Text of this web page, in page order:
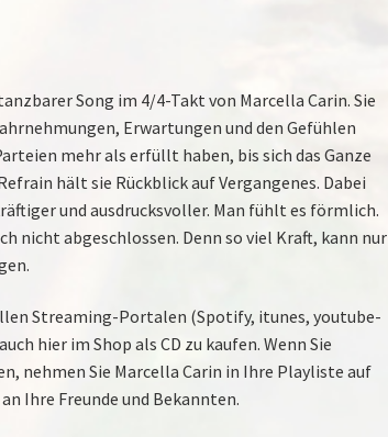
Song im 4/4-Takt von Marcella Carin. Sie
Erwartungen und den Gefühlen
mehr als erfüllt haben, bis sich das Ganze
hält sie Rückblick auf Vergangenes. Dabei
und ausdrucksvoller. Man fühlt es förmlich.
nicht abgeschlossen. Denn so viel Kraft, kann nur
Streaming-Portalen (Spotify, itunes, youtube-
hier im Shop als CD zu kaufen. Wenn Sie
nehmen Sie Marcella Carin in Ihre Playliste auf
Ihre Freunde und Bekannten.